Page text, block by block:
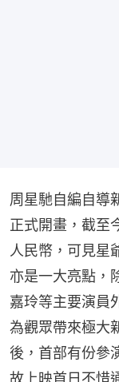
周星馳自編自導
正式開畫，截至
人民幣，可見星
亦是一大亮點，
嘉玲等主要演員
為觀眾帶來極大
後，首部有份參
故上映首日不惜